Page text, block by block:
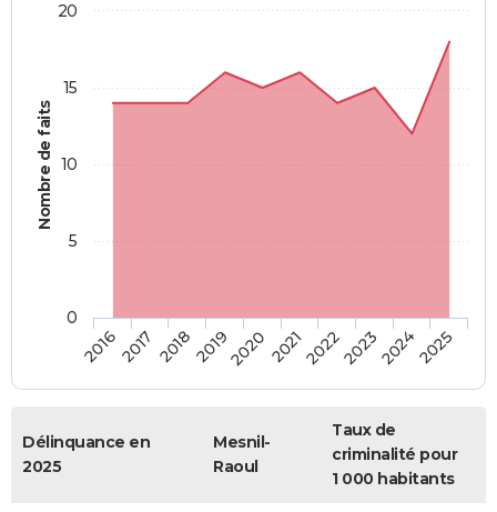
Nombre de faits
20162017 20182019202020212022202320242025
0
5
10
15
20
Délinquance en
2025
Mesnil-
Raoul
Taux de
criminalité pour
1 000 habitants